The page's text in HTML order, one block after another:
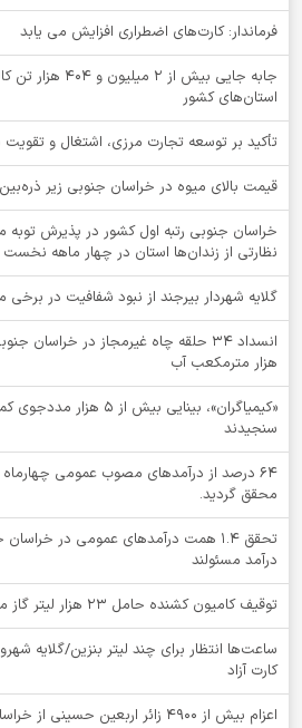
فرماندار: کارت‌های اضطراری افزایش می یابد
جابه جایی بیش از
استان‌های کشور
تأکید بر توسعه تجارت مرزی، اشتغال و
قیمت بالای میوه در خراسان جنوبی زیر ذره‌بین
نظارتی از زندان‌ها استان در چهار ماهه نخست سال
گلایه شهردار بیرجند از نبود شفافیت در
هزار مترمکعب آب
«کیمیاگران»، بینایی بیش
سنجیدند
64 درصد از درآمدهای مصوب عمومی
محقق گردید.
تحقق ۱.۴ همت درآمدهای عمومی در
درآمد مسئولند
توقيف کامیون کشنده حامل 23 هزار لیتر گاز مایع قاچاق در نهبندان
ساعت‌ها انتظار برای چند لیتر بنزین/گلایه
کارت آزاد
اعزام بیش از 4900 زائر اربعین حسینی از خراسان جنوبی